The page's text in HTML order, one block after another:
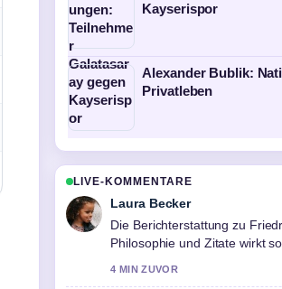
Kayserispor
Alexander Bublik:
Privatleben
LIVE-KOMMENTARE
Laura Becker
Die Berichterstattung zu
Philosophie und Zitate wirkt
4 MIN ZUVOR